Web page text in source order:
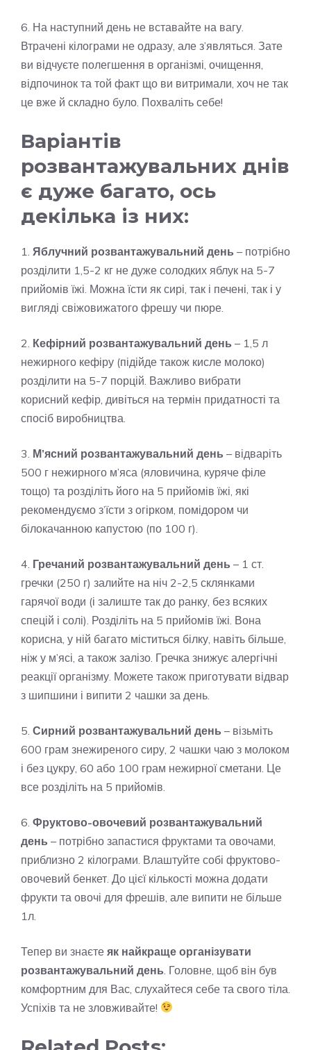
6. На наступний день не вставайте на вагу.
Втрачені кілограми не одразу, але з’являться. Зате
ви відчуєте полегшення в організмі, очищення,
відпочинок та той факт що ви витримали, хоч не так
це вже й складно було. Похваліть себе!
Варіантів
розвантажувальних днів
є дуже багато, ось
декілька із них:
1. Яблучний розвантажувальний день – потрібно
розділити 1,5-2 кг не дуже солодких яблук на 5-7
прийомів їжі. Можна їсти як сирі, так і печені, так і у
вигляді свіжовижатого фрешу чи пюре.
2. Кефірний розвантажувальний день – 1,5 л
нежирного кефіру (підійде також кисле молоко)
розділити на 5-7 порцій. Важливо вибрати
корисний кефір, дивіться на термін придатності та
спосіб виробництва.
3. М’ясний розвантажувальний день – відваріть
500 г нежирного м’яса (яловичина, куряче філе
тощо) та розділіть його на 5 прийомів їжі, які
рекомендуємо з’їсти з огірком, помідором чи
білокачанною капустою (по 100 г).
4. Гречаний розвантажувальний день – 1 ст.
гречки (250 г) залийте на ніч 2-2,5 склянками
гарячої води (і залиште так до ранку, без всяких
спецій і солі). Розділіть на 5 прийомів їжі. Вона
корисна, у ній багато міститься білку, навіть більше,
ніж у м’ясі, а також залізо. Гречка знижує алергічні
реакції організму. Можете також приготувати відвар
з шипшини і випити 2 чашки за день.
5. Сирний розвантажувальний день – візьміть
600 грам знежиреного сиру, 2 чашки чаю з молоком
і без цукру, 60 або 100 грам нежирної сметани. Це
все розділіть на 5 прийомів.
6. Фруктово-овочевий розвантажувальний
день – потрібно запастися фруктами та овочами,
приблизно 2 кілограми. Влаштуйте собі фруктово-
овочевий бенкет. До цієї кількості можна додати
фрукти та овочі для фрешів, але випити не більше
1л.
Тепер ви знаєте як найкраще організувати
розвантажувальний день . Головне, щоб він був
комфортним для Вас, слухайтеся себе та свого тіла.
Успіхів та не зловживайте!